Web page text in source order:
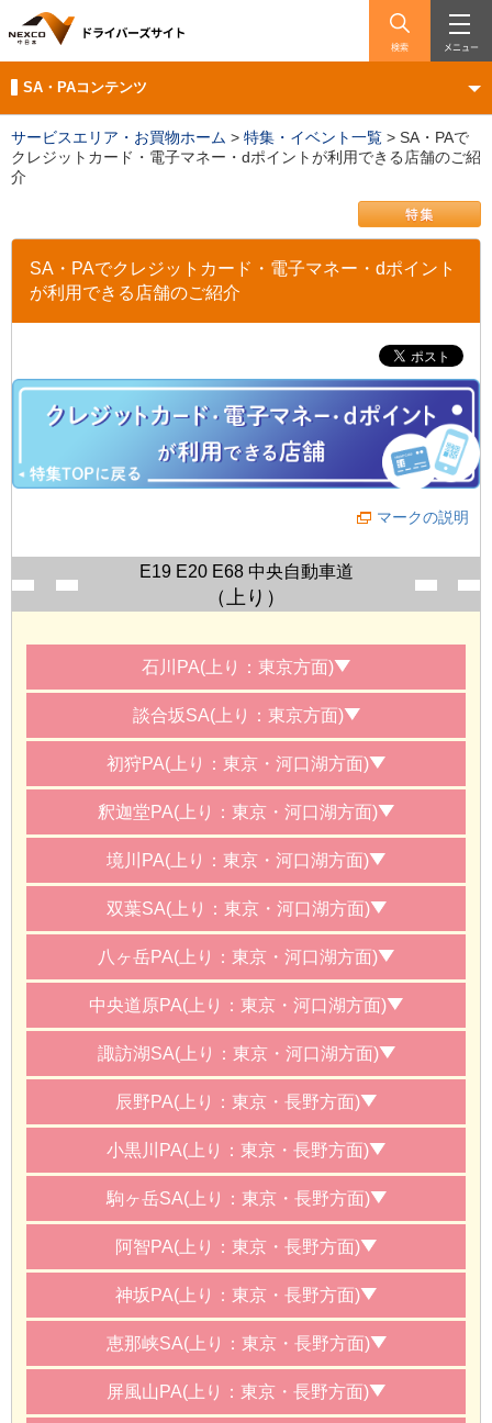
検索 メニュー
SA・PAコンテンツ
サービスエリア・お買物ホーム > 特集・イベント一覧 > SA・PAで
クレジットカード・電子マネー・dポイントが利用できる店舗のご紹
介
SA・PAでクレジットカード・電子マネー・dポイント
が利用できる店舗のご紹介
マークの説明
E19 E20 E68 中央自動車道
（上り）
石川PA(上り：東京方面)
談合坂SA(上り：東京方面)
初狩PA(上り：東京・河口湖方面)
釈迦堂PA(上り：東京・河口湖方面)
境川PA(上り：東京・河口湖方面)
双葉SA(上り：東京・河口湖方面)
八ヶ岳PA(上り：東京・河口湖方面)
中央道原PA(上り：東京・河口湖方面)
諏訪湖SA(上り：東京・河口湖方面)
辰野PA(上り：東京・長野方面)
小黒川PA(上り：東京・長野方面)
駒ヶ岳SA(上り：東京・長野方面)
阿智PA(上り：東京・長野方面)
神坂PA(上り：東京・長野方面)
恵那峡SA(上り：東京・長野方面)
屏風山PA(上り：東京・長野方面)